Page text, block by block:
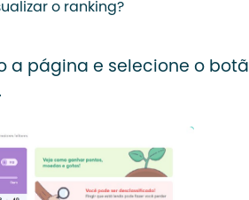
o ranking?
a página e selecione o